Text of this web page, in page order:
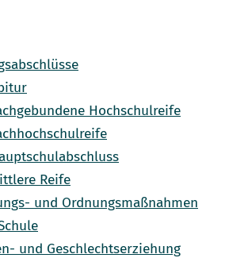
Hochschulreife
Reife
und Ordnungsmaßnahmen
und Geschlechtserziehung